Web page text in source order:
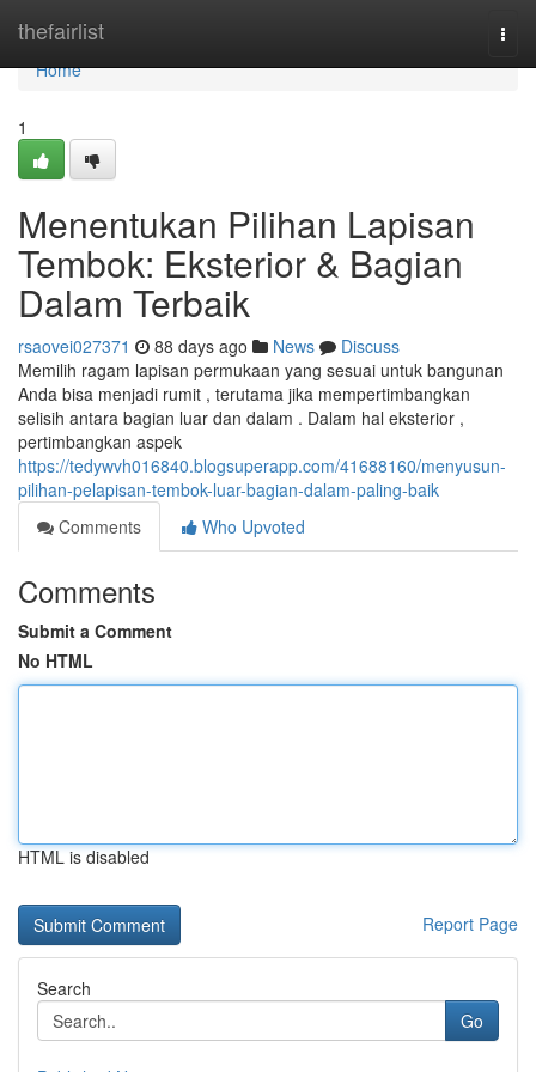
thefairlist
Home
Home
1
Menentukan Pilihan Lapisan
Tembok: Eksterior & Bagian
Dalam Terbaik
rsaovei027371 88 days ago News
Discuss
Memilih ragam lapisan permukaan yang sesuai untuk bangunan
Anda bisa menjadi rumit , terutama jika mempertimbangkan
selisih antara bagian luar dan dalam . Dalam hal eksterior ,
pertimbangkan aspek
https://tedywvh016840.blogsuperapp.com/41688160/menyusun-
pilihan-pelapisan-tembok-luar-bagian-dalam-paling-baik
Comments
Who Upvoted
Comments
Submit a Comment
No HTML
HTML is disabled
Report Page
Search
Go